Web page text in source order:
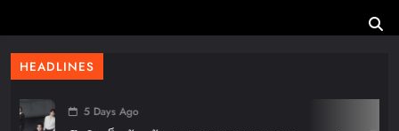
HEADLINES
5 Days Ago